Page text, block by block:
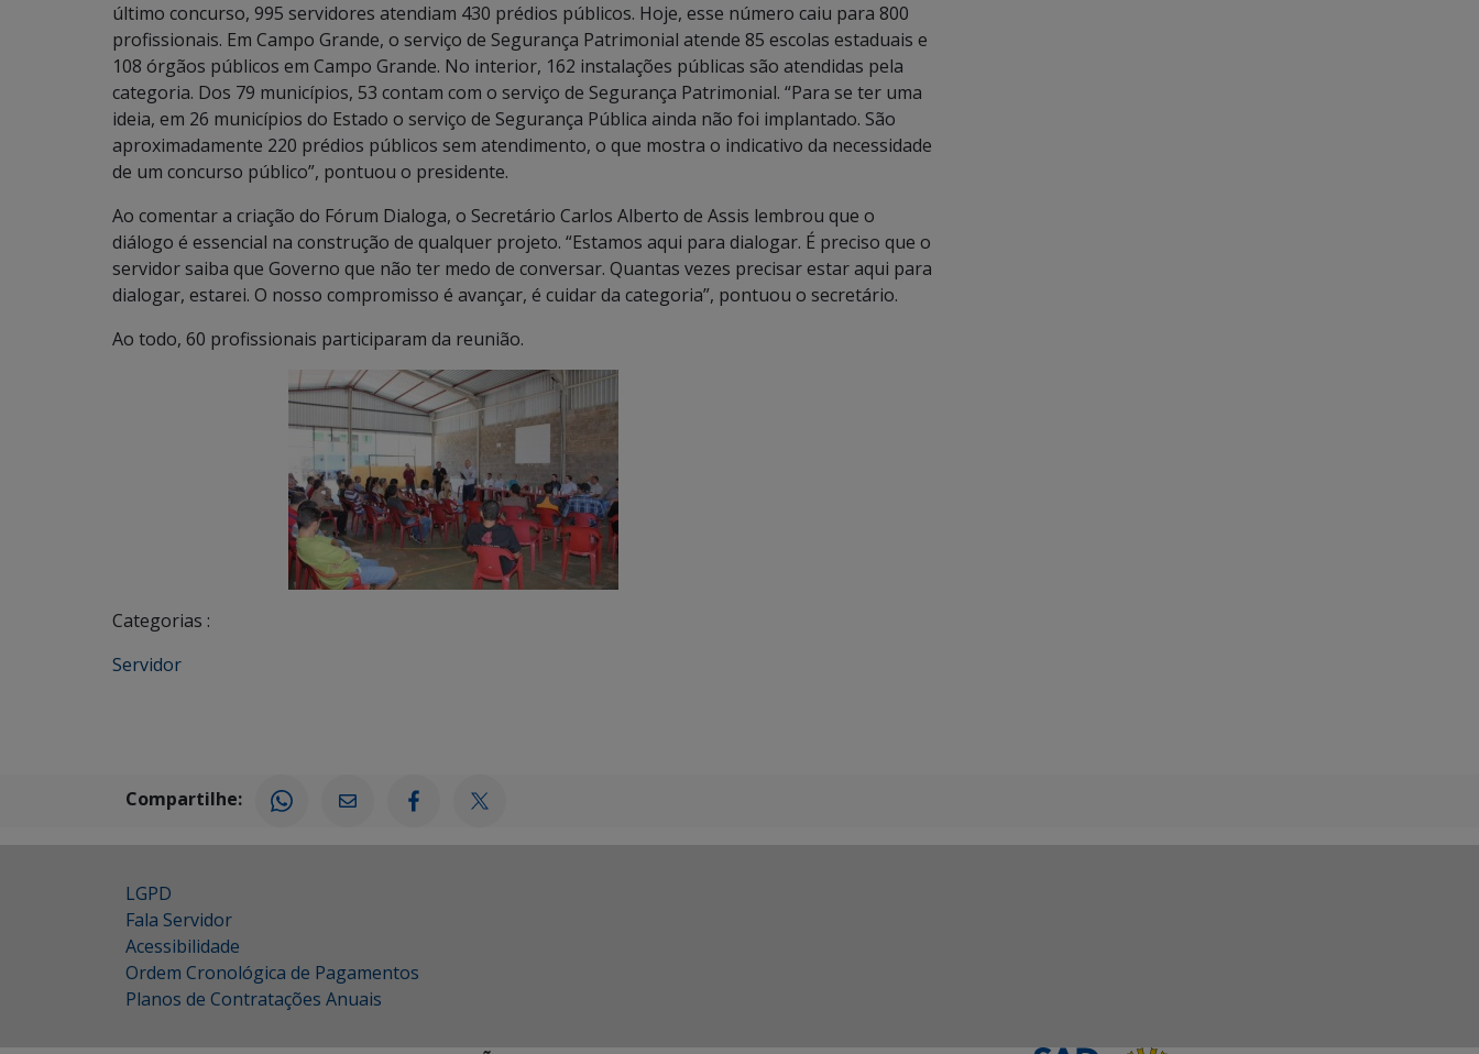
último concurso, 995 servidores atendiam 430 prédios públicos. Hoje, esse número caiu para 800
profissionais. Em Campo Grande, o serviço de Segurança Patrimonial atende 85 escolas estaduais e
108 órgãos públicos em Campo Grande. No interior, 162 instalações públicas são atendidas pela
categoria. Dos 79 municípios, 53 contam com o serviço de Segurança Patrimonial. “Para se ter uma
ideia, em 26 municípios do Estado o serviço de Segurança Pública ainda não foi implantado. São
aproximadamente 220 prédios públicos sem atendimento, o que mostra o indicativo da necessidade
de um concurso público”, pontuou o presidente.
Ao comentar a criação do Fórum Dialoga, o Secretário Carlos Alberto de Assis lembrou que o
diálogo é essencial na construção de qualquer projeto. “Estamos aqui para dialogar. É preciso que o
servidor saiba que Governo que não ter medo de conversar. Quantas vezes precisar estar aqui para
dialogar, estarei. O nosso compromisso é avançar, é cuidar da categoria”, pontuou o secretário.
Ao todo, 60 profissionais participaram da reunião.
Categorias :
Servidor
Compartilhe:
LGPD
Fala Servidor
Acessibilidade
Ordem Cronológica de Pagamentos
Planos de Contratações Anuais